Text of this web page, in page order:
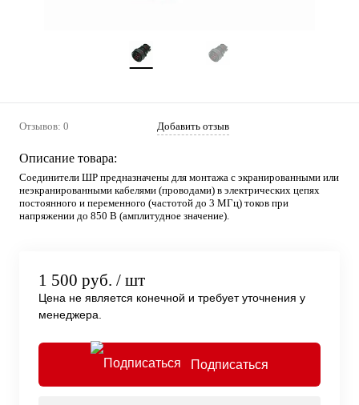
Отзывов: 0 Добавить отзыв
Описание товара:
Соединители ШР предназначены для монтажа с экранированными или
неэкранированными кабелями (проводами) в электрических цепях
постоянного и переменного (частотой до 3 МГц) токов при
напряжении до 850 В (амплитудное значение).
1 500 руб. / шт
Цена не является конечной и требует уточнения у
менеджера.
Подписаться